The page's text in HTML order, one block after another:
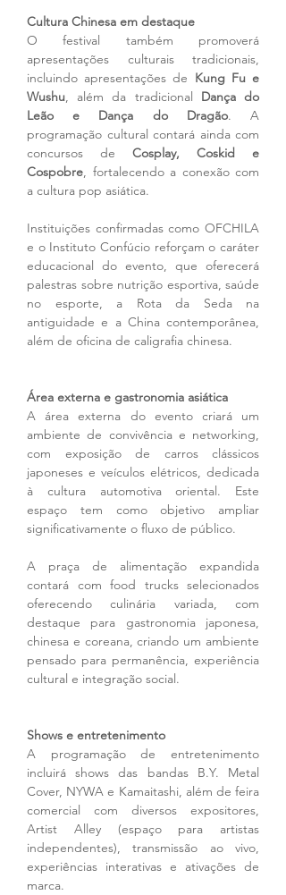
Cultura Chinesa em destaque
O festival também promoverá
apresentações culturais tradicionais,
incluindo apresentações de Kung Fu e
Wushu, além da tradicional Dança do
Leão e Dança do Dragão. A
programação cultural contará ainda com
concursos de Cosplay, Coskid e
Cospobre, fortalecendo a conexão com
a cultura pop asiática.
Instituições confirmadas como OFCHILA
e o Instituto Confúcio reforçam o caráter
educacional do evento, que oferecerá
palestras sobre nutrição esportiva, saúde
no esporte, a Rota da Seda na
antiguidade e a China contemporânea,
além de oficina de caligrafia chinesa.
Área externa e gastronomia asiática
A área externa do evento criará um
ambiente de convivência e networking,
com exposição de carros clássicos
japoneses e veículos elétricos, dedicada
à cultura automotiva oriental. Este
espaço tem como objetivo ampliar
significativamente o fluxo de público.
A praça de alimentação expandida
contará com food trucks selecionados
oferecendo culinária variada, com
destaque para gastronomia japonesa,
chinesa e coreana, criando um ambiente
pensado para permanência, experiência
cultural e integração social.
Shows e entretenimento
A programação de entretenimento
incluirá shows das bandas B.Y. Metal
Cover, NYWA e Kamaitashi, além de feira
comercial com diversos expositores,
Artist Alley (espaço para artistas
independentes), transmissão ao vivo,
experiências interativas e ativações de
marca.